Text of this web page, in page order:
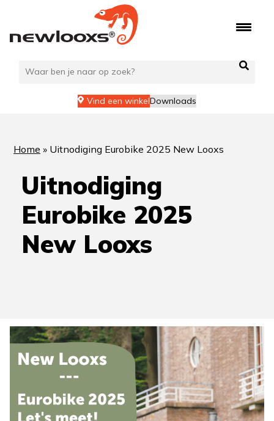
de
Vind een winkelDownloads
Home » Uitnodiging Eurobike 2025 New Looxs
Uitnodiging
Eurobike 2025
New Looxs